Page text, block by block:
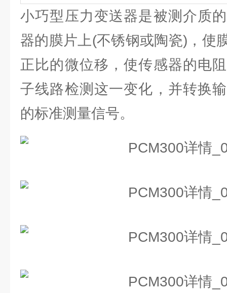
小巧型压力变送器是被测介质
器的膜片上(不锈钢或陶瓷)，使
正比的微位移，使传感器的电
子线路检测这一变化，并转换
的标准测量信号。